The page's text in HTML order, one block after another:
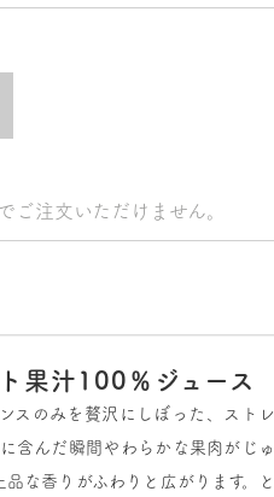
ご注文いただけません。
果汁100％ジュース
スのみを贅沢にしぼった、ストレ
含んだ瞬間やわらかな果肉がじゅ
な香りがふわりと広がります。と